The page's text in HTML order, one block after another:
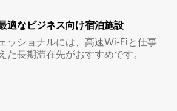
適⁠なビ⁠ジ⁠ネ⁠ス⁠向⁠け宿⁠泊⁠施⁠設
ッショナルには、高速Wi-Fiと仕事
た長期滞在先がおすすめです。